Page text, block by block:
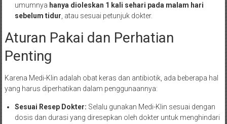
umumnya hanya dioleskan 1 kali sehari pada malam hari
sebelum tidur , atau sesuai petunjuk dokter.
Aturan Pakai dan Perhatian
Penting
Karena Medi-Klin adalah obat keras dan antibiotik, ada beberapa hal
yang harus diperhatikan dalam penggunaannya:
Sesuai Resep Dokter: Selalu gunakan Medi-Klin sesuai dengan
dosis dan durasi yang diresepkan oleh dokter untuk menghindari